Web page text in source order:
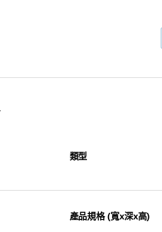
類型
產品規格 (寬x深x高)